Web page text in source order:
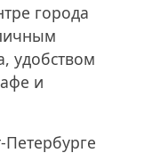
города
удобством
и